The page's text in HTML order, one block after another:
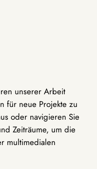
unserer Arbeit
für neue Projekte zu
oder navigieren Sie
Zeiträume, um die
multimedialen